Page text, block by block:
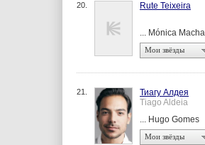
20. Rute Teixeira
... Mónica
Мои звёзды
21.
Тиагу Алдея
Tiago Aldeia
... Hugo Gomes
Мои звёзды